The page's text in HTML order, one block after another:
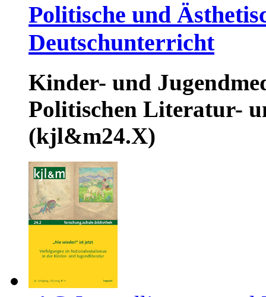
Politische und
Deutschunterricht
Kinder- und
Politischen Literatur-
(kjl&m24.X)